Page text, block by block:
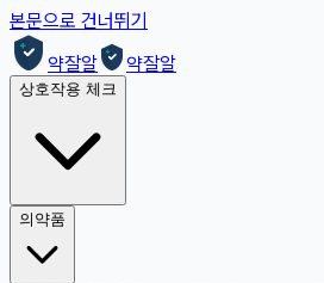
본문으로 건너뛰기
약잘알
약잘알
상호작용 체크
의약품